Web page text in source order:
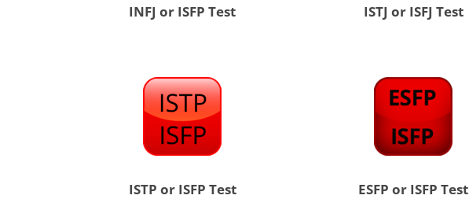
INFJ or ISFP Test ISTJ or ISFJ Test
ISTP or ISFP Test ESFP or ISFP Test